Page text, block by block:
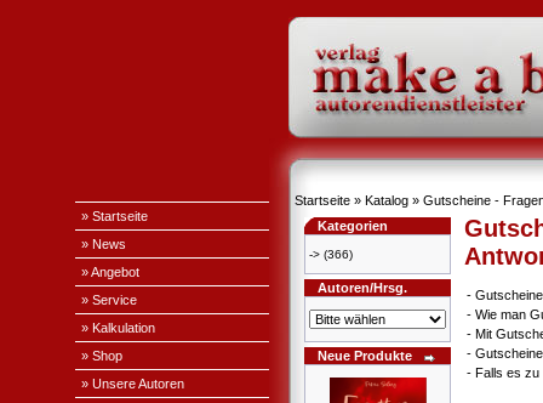
» Startseite
» News
» Angebot
» Service
» Kalkulation
» Shop
» Unsere Autoren
Startseite » Katalog » Gutscheine -
Kategorien
-> (366)
Autoren/Hrsg.
Neue Produkte
-
- Wie man
- Mit
-
- Falls es zu